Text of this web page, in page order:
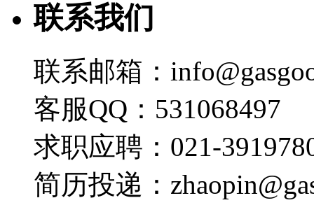
联系我们
联系邮箱：
客服QQ：531068497
求职应聘：021-
简历投递：